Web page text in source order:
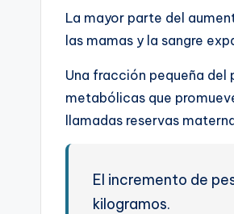
La mayor parte del
las mamas y la sangre
Una fracción pequeña del
metabólicas que
llamadas reservas
El incremento de
kilogramos.